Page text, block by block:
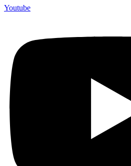
Youtube